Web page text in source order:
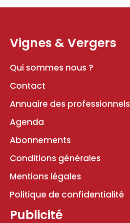
Vignes & Vergers
Qui sommes nous ?
Contact
Annuaire des professionnels
Agenda
Abonnements
Conditions générales
Mentions légales
Politique de confidentialité
Publicité